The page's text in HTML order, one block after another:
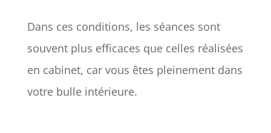
Dans ces conditions, les séances sont
souvent plus efficaces que celles réalisées
en cabinet, car vous êtes pleinement dans
votre bulle intérieure.